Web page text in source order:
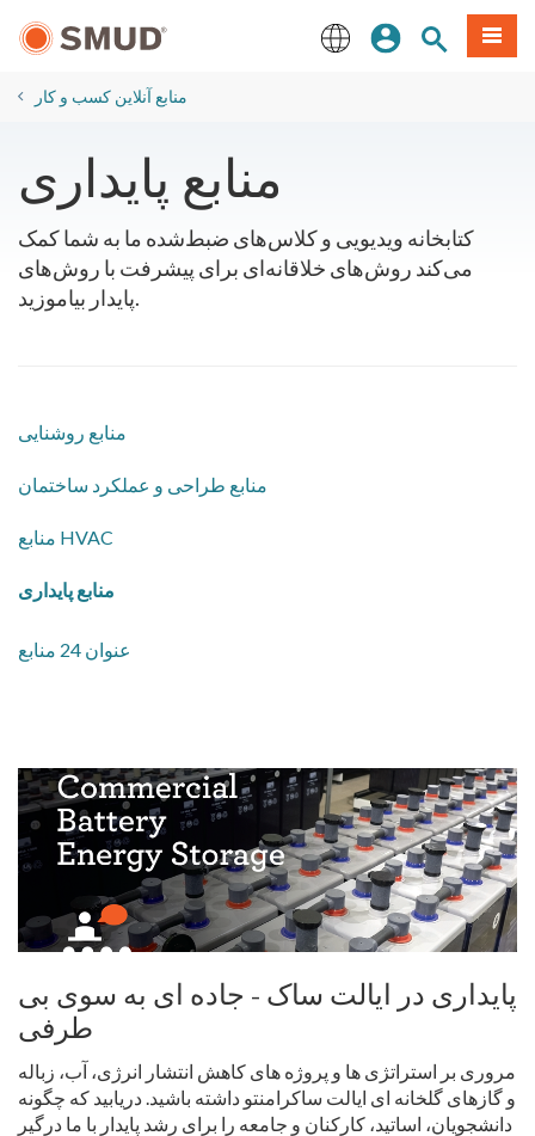
اصلی
ورودسایتمنو
منابع آنلاین کسب و کار
منابع پایداری
کتابخانه ویدیویی و کلاس‌های ضبط‌شده ما به شما کمک
می‌کند روش‌های خلاقانه‌ای برای پیشرفت با روش‌های
پایدار بیاموزید.
منابع روشنایی
منابع طراحی و عملکرد ساختمان
منابع HVAC
منابع پایداری
عنوان 24 منابع
پایداری در ایالت ساک - جاده ای به سوی بی
طرفی
مروری بر استراتژی ها و پروژه های کاهش انتشار انرژی، آب، زباله
و گازهای گلخانه ای ایالت ساکرامنتو داشته باشید. دریابید که چگونه
دانشجویان، اساتید، کارکنان و جامعه را برای رشد پایدار با ما درگیر